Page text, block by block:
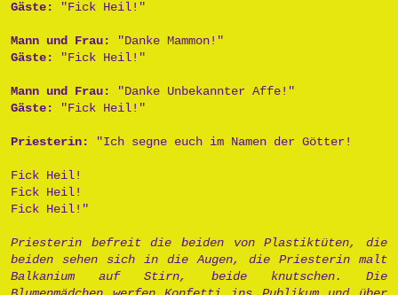
Gäste:
"Fick Heil!"
Mann und Frau:
"Danke Mammon!"
Gäste:
"Fick Heil!"
Mann und Frau:
"Danke Unbekannter Affe!"
Gäste:
"Fick Heil!"
Priesterin: "Ich segne euch im Namen der Götter!
Fick Heil!
Fick Heil!
Fick Heil!"
Priesterin befreit die beiden von Plastiktüten, die
beiden sehen sich in die Augen, die Priesterin malt
Balkanium auf Stirn, beide knutschen. Die